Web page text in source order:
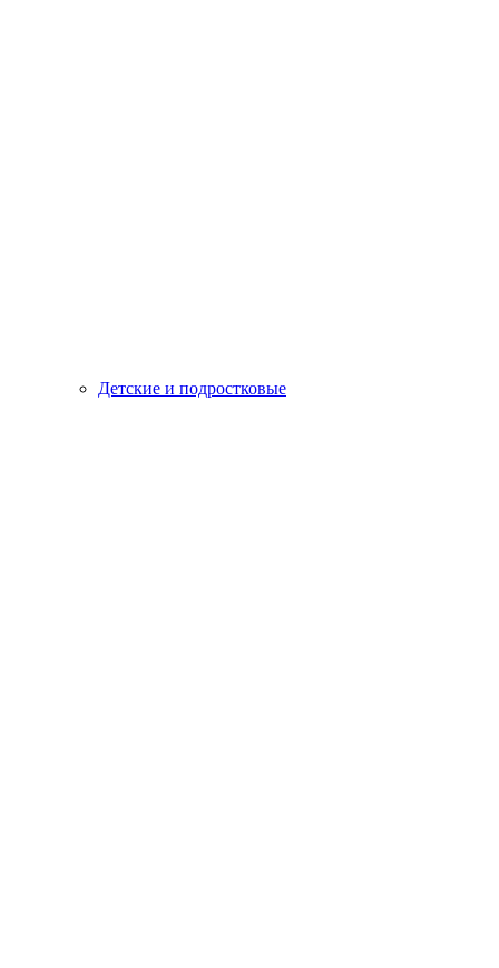
Детские и подростковые